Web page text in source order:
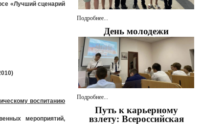
«Лучший сценарий
воспитанию
мероприятий,
Подробнее...
День молодежи
Подробнее...
Путь к карьерному
взлету: Всероссийская